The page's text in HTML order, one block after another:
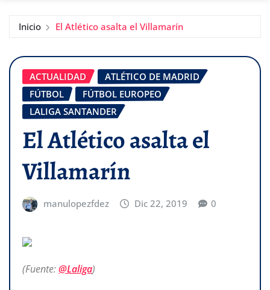
Inicio El Atlético asalta el Villamarín
ACTUALIDAD
ATLÉTICO DE MADRID
FÚTBOL
FÚTBOL EUROPEO
LALIGA SANTANDER
El Atlético asalta el
Villamarín
manulopezfdez Dic 22, 2019 0
(Fuente:@Laliga)